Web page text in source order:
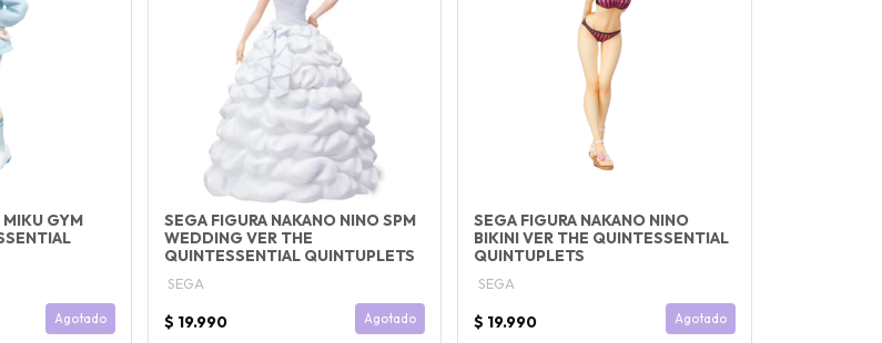
MIKU GYM
Agotado
SEGA FIGURA NAKANO NINO SPM
WEDDING VER THE
QUINTESSENTIAL QUINTUPLETS
SEGA
$ 19.990 Agotado
SEGA FIGURA NAKANO NINO
BIKINI VER THE QUINTESSENTIAL
QUINTUPLETS
SEGA
$ 19.990 Agotado